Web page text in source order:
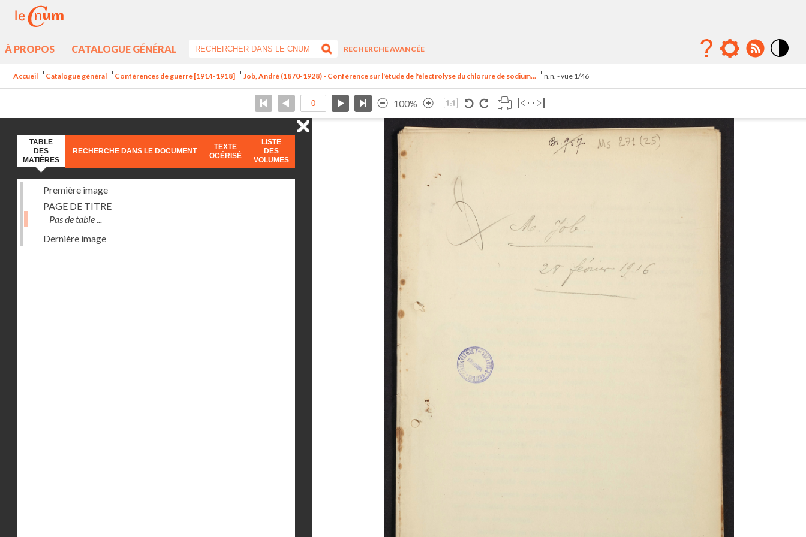
À PROPOS CATALOGUE GÉNÉRAL
RECHERCHE AVANCÉE
Accueil Catalogue général Conférences de guerre [1914-1918] Job, André (1870-1928) - Conférence sur l'étude de l'électrolyse du chlorure de sodium... n.n. - vue 1/46
100%
TABLE
DES
MATIÈRES
RECHERCHE DANS LE DOCUMENT
TEXTE
OCÉRISÉ
LISTE
DES
VOLUMES
Première image
PAGE DE TITRE
Pas de table ...
Dernière image